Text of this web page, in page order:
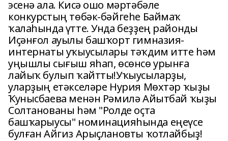
эсенә ала. Кисә ошо мәртәбәле
конкурстың төбәк-бәйгеһе Баймаҡ
ҡалаһында үтте. Унда беҙҙең районды
Иҫәнғол ауылы башҡорт гимназия-
интернаты уҡыусылары тәҡдим итте һәм
уңышлы сығыш яһап, өсөнсө урынға
лайыҡ булып ҡайтты!Уҡыусыларҙы,
уларҙың етәкселәре Нурия Мөхтәр ҡыҙы
Ҡунысбаева менән Рәмилә Айытбай ҡыҙы
Солтанованы һәм "Ролде оҫта
башҡарыусы" номинацияһында еңеүсе
булған Айгиз Арыҫлановты ҡотлайбыҙ!